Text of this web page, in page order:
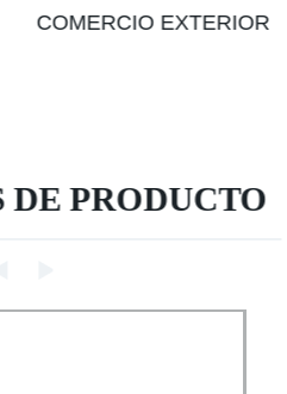
COMERCIO EXTERIOR
PRODUCTO